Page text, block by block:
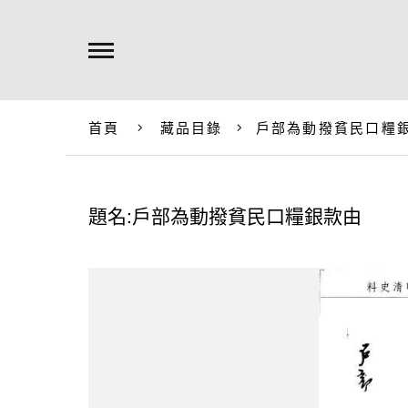
首頁 藏品目錄 戶部為動撥貧民口糧
題名:戶部為動撥貧民口糧銀款由